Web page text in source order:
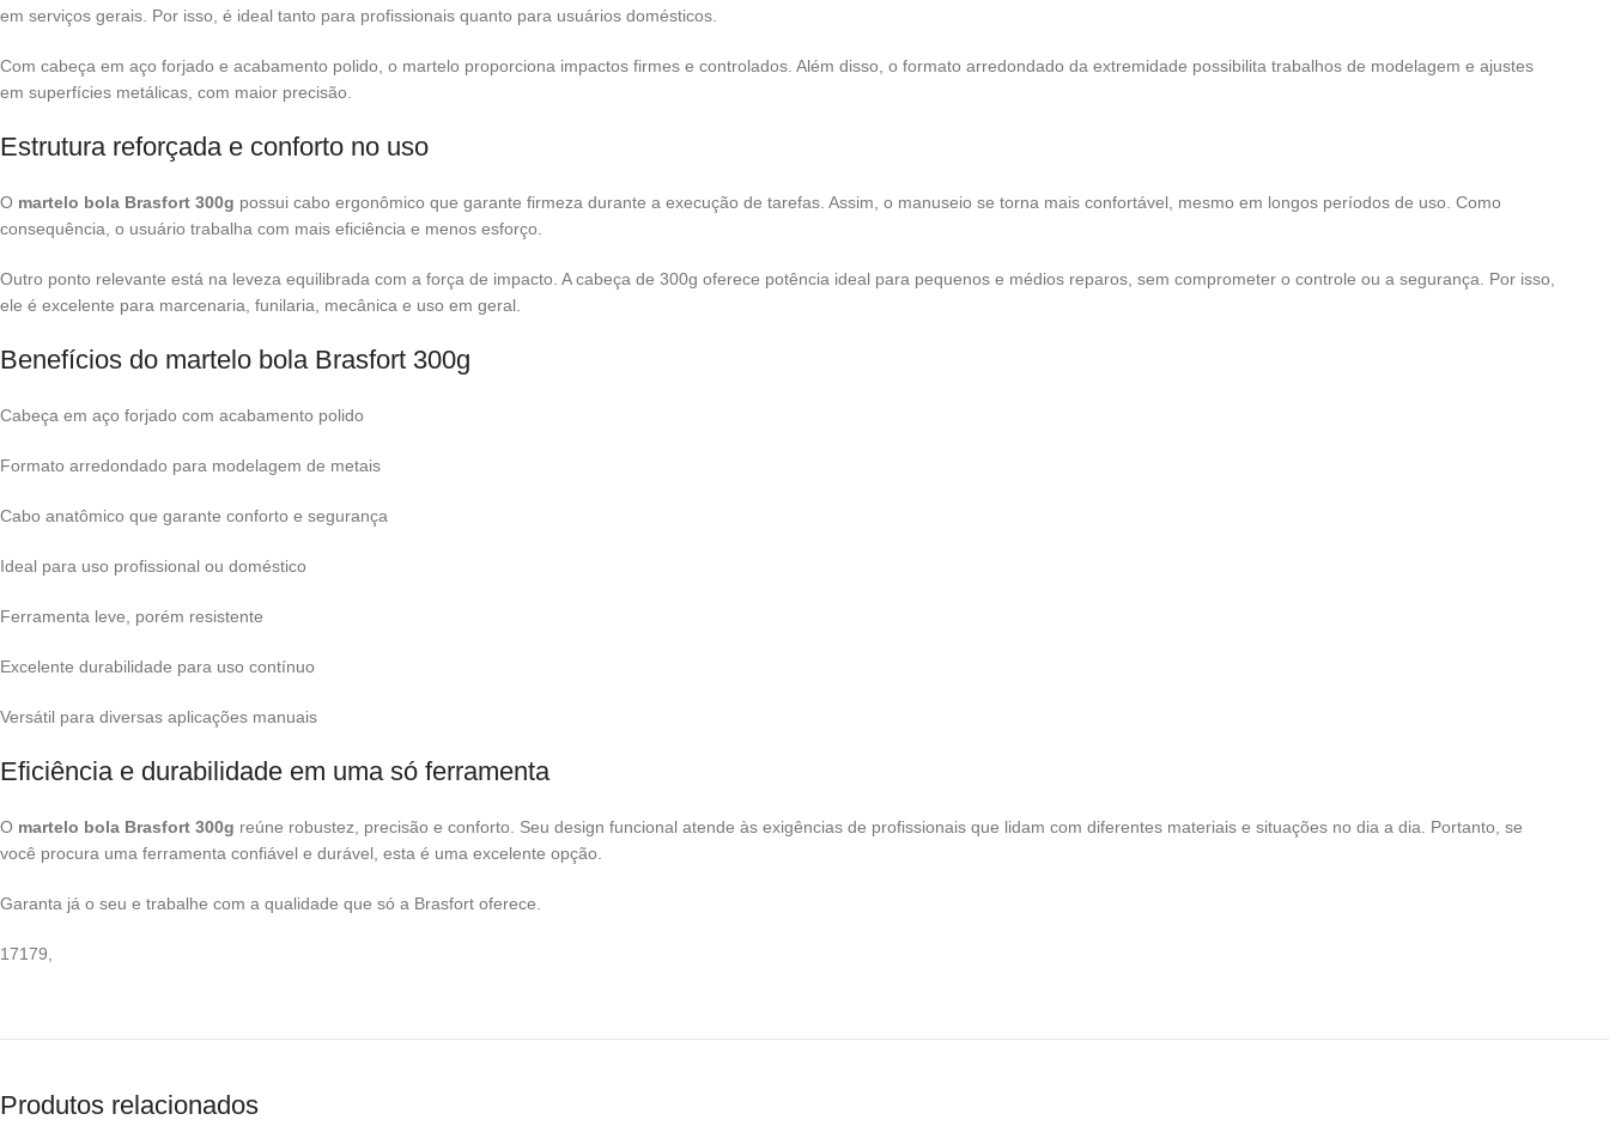
em serviços gerais. Por isso, é ideal tanto para profissionais quanto para usuários domésticos.
Com cabeça em aço forjado e acabamento polido, o martelo proporciona impactos firmes e controlados. Além disso, o formato arredondado da extremidade possibilita trabalhos de modelagem e ajustes
em superfícies metálicas, com maior precisão.
Estrutura reforçada e conforto no uso
O martelo bola Brasfort 300g possui cabo ergonômico que garante firmeza durante a execução de tarefas. Assim, o manuseio se torna mais confortável, mesmo em longos períodos de uso. Como
consequência, o usuário trabalha com mais eficiência e menos esforço.
Outro ponto relevante está na leveza equilibrada com a força de impacto. A cabeça de 300g oferece potência ideal para pequenos e médios reparos, sem comprometer o controle ou a segurança. Por isso,
ele é excelente para marcenaria, funilaria, mecânica e uso em geral.
Benefícios do martelo bola Brasfort 300g
Cabeça em aço forjado com acabamento polido
Formato arredondado para modelagem de metais
Cabo anatômico que garante conforto e segurança
Ideal para uso profissional ou doméstico
Ferramenta leve, porém resistente
Excelente durabilidade para uso contínuo
Versátil para diversas aplicações manuais
Eficiência e durabilidade em uma só ferramenta
O martelo bola Brasfort 300g reúne robustez, precisão e conforto. Seu design funcional atende às exigências de profissionais que lidam com diferentes materiais e situações no dia a dia. Portanto, se
você procura uma ferramenta confiável e durável, esta é uma excelente opção.
Garanta já o seu e trabalhe com a qualidade que só a Brasfort oferece.
17179,
Produtos relacionados